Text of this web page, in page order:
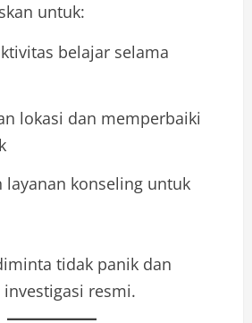
untuk:
belajar selama
lokasi dan memperbaiki
layanan konseling untuk
tidak panik dan
resmi.